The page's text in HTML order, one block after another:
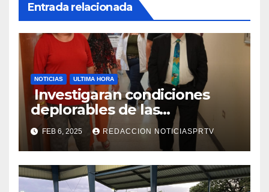
Entrada relacionada
NOTICIAS ULTIMA HORA
Investigaran condiciones
deplorables de las
facilidades el Departamento
de la Salud en Mayagüez
FEB 6, 2025 REDACCION NOTICIASPRTV